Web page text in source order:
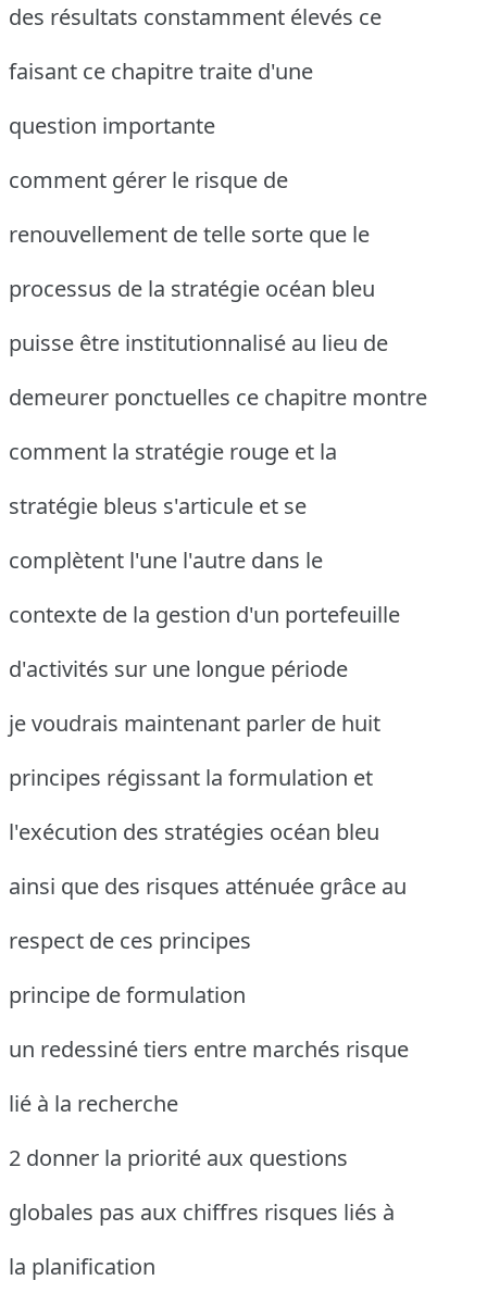
des résultats constamment élevés ce
faisant ce chapitre traite d'une
question importante
comment gérer le risque de
renouvellement de telle sorte que le
processus de la stratégie océan bleu
puisse être institutionnalisé au lieu de
demeurer ponctuelles ce chapitre montre
comment la stratégie rouge et la
stratégie bleus s'articule et se
complètent l'une l'autre dans le
contexte de la gestion d'un portefeuille
d'activités sur une longue période
je voudrais maintenant parler de huit
principes régissant la formulation et
l'exécution des stratégies océan bleu
ainsi que des risques atténuée grâce au
respect de ces principes
principe de formulation
un redessiné tiers entre marchés risque
lié à la recherche
2 donner la priorité aux questions
globales pas aux chiffres risques liés à
la planification